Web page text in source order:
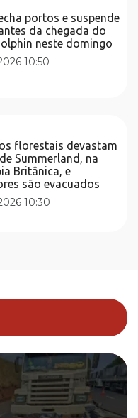
portos e suspende
da chegada do
neste domingo
10:50
florestais devastam
Summerland, na
Britânica, e
são evacuados
10:30